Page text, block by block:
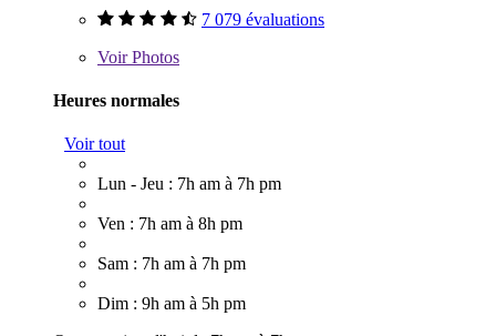
7 079 évaluations
VoirPhotos
Heures normales
Voir tout
Lun - Jeu : 7h am à 7h pm
Ven : 7h am à 8h pm
Sam : 7h am à 7h pm
Dim : 9h am à 5h pm